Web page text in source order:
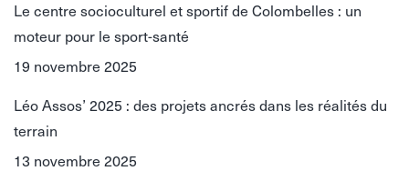
Le centre socioculturel et sportif de Colombelles : un
moteur pour le sport-santé
19 novembre 2025
Léo Assos’ 2025 : des projets ancrés dans les réalités du
terrain
13 novembre 2025